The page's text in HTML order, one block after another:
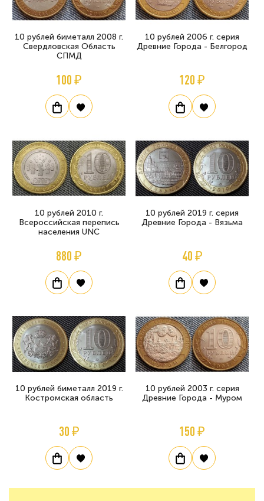
10 рублей биметалл 2008 г.
Свердловская Область
СПМД
100 ₽
10 рублей 2006 г. серия
Древние Города - Белгород
120 ₽
10 рублей 2010 г.
Всероссийская перепись
населения UNC
880 ₽
10 рублей 2019 г. серия
Древние Города - Вязьма
40 ₽
10 рублей биметалл 2019 г.
Костромская область
30 ₽
10 рублей 2003 г. серия
Древние Города - Муром
150 ₽